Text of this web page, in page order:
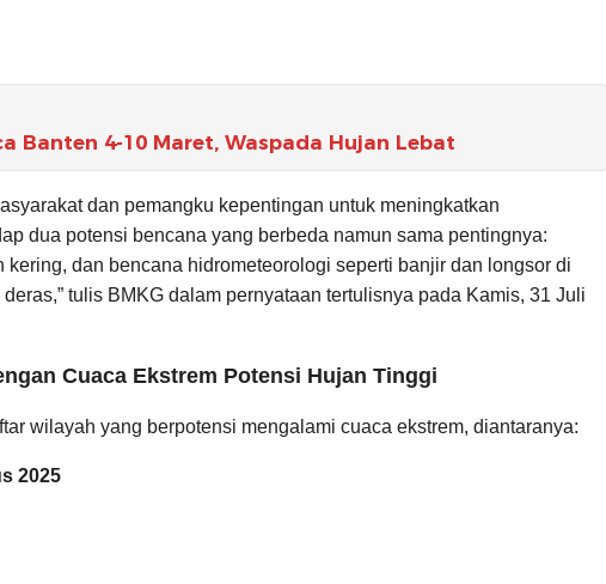
Banten 4-10 Maret, Waspada Hujan Lebat
dan pemangku kepentingan untuk meningkatkan
dua potensi bencana yang berbeda namun sama pentingnya:
kering, dan bencana hidrometeorologi seperti banjir dan longsor di
tulis BMKG dalam pernyataan tertulisnya pada Kamis, 31 Juli
Cuaca Ekstrem Potensi Hujan Tinggi
wilayah yang berpotensi mengalami cuaca ekstrem, diantaranya:
2025